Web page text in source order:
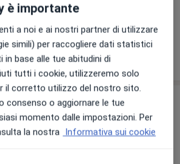
e del ginocchio con tecniche
inoltre dedicato al trattamento delle
del ginocchio nel
sportivi.
società scientifiche: Società
e Traumatologia (SIOT), Società
Ginocchio, Arto Superiore,
Ortopediche (SIAGASCOT).
(3)
Mostra dettagli
sull'esperienza
Prenota una visita
è importante
a noi e ai nostri partner di utilizzare
simili) per raccogliere dati statistici
base alle tue abitudini di
tutti i cookie, utilizzeremo solo
il corretto utilizzo del nostro sito.
consenso o aggiornare le tue
momento dalle impostazioni. Per
la nostra Informativa sui cookie